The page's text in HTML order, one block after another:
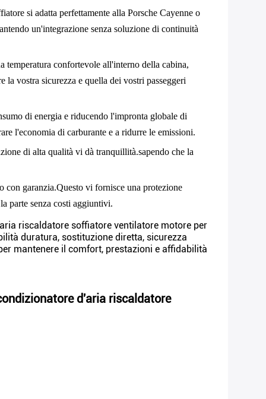
si adatta perfettamente alla Porsche Cayenne o
un'integrazione senza soluzione di continuità
temperatura confortevole all'interno della cabina,
la vostra sicurezza e quella dei vostri passeggeri
di energia e riducendo l'impronta globale di
l'economia di carburante e a ridurre le emissioni.
di alta qualità vi dà tranquillità.sapendo che la
con garanzia.Questo vi fornisce una protezione
parte senza costi aggiuntivi.
riscaldatore soffiatore ventilatore motore per
duratura, sostituzione diretta, sicurezza
mantenere il comfort, prestazioni e affidabilità
d'aria riscaldatore